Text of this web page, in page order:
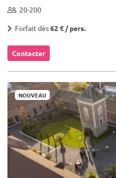
20-200
Forfait dès62 € / pers.
Contacter
NOUVEAU